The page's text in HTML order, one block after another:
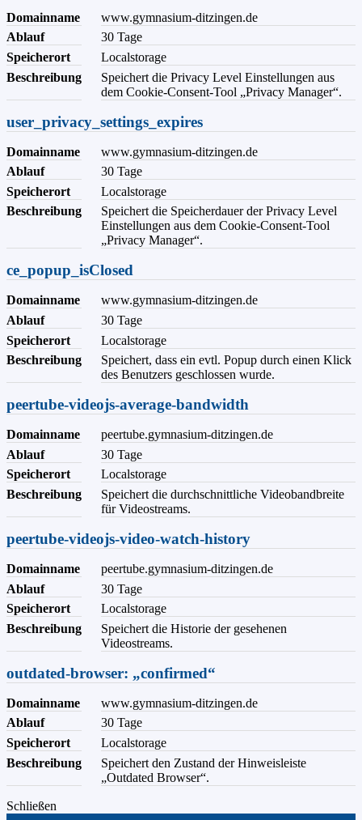
Domainname
www.gymnasium-ditzingen.de
Ablauf
30 Tage
Speicherort
Localstorage
Beschreibung
Speichert die Privacy Level Einstellungen aus
dem Cookie-Consent-Tool „Privacy Manager“.
user_privacy_settings_expires
Domainname
www.gymnasium-ditzingen.de
Ablauf
30 Tage
Speicherort
Localstorage
Beschreibung
Speichert die Speicherdauer der Privacy Level
Einstellungen aus dem Cookie-Consent-Tool
„Privacy Manager“.
ce_popup_isClosed
Domainname
www.gymnasium-ditzingen.de
Ablauf
30 Tage
Speicherort
Localstorage
Beschreibung
Speichert, dass ein evtl. Popup durch einen Klick
des Benutzers geschlossen wurde.
peertube-videojs-average-bandwidth
Domainname
peertube.gymnasium-ditzingen.de
Ablauf
30 Tage
Speicherort
Localstorage
Beschreibung
Speichert die durchschnittliche Videobandbreite
für Videostreams.
peertube-videojs-video-watch-history
Domainname
peertube.gymnasium-ditzingen.de
Ablauf
30 Tage
Speicherort
Localstorage
Beschreibung
Speichert die Historie der gesehenen
Videostreams.
outdated-browser: „confirmed“
Domainname
www.gymnasium-ditzingen.de
Ablauf
30 Tage
Speicherort
Localstorage
Beschreibung
Speichert den Zustand der Hinweisleiste
„Outdated Browser“.
Schließen